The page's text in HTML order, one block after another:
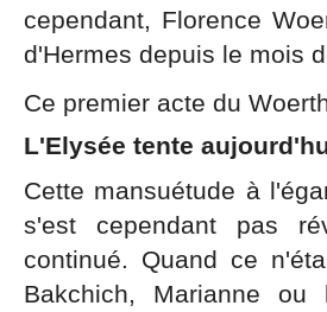
cependant, Florence
d'Hermes depuis le mois
Ce premier acte du
L'Elysée tente
Cette mansuétude à
s'est cependant pas
continué. Quand ce
Bakchich, Marianne